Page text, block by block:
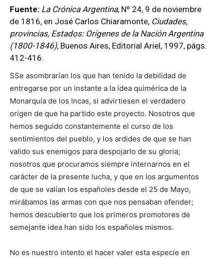
Fuente: La Crónica Argentina, Nº 24, 9 de noviembre
de 1816, en José Carlos Chiaramonte, Ciudades,
provincias, Estados: Orígenes de la Nación Argentina
(1800-1846), Buenos Aires, Editorial Ariel, 1997, págs.
412-416.
SSe asombrarían los que han tenido la debilidad de
entregarse por un instante a la idea quimérica de la
Monarquía de los Incas, si advirtiesen el verdadero
origen de que ha partido este proyecto. Nosotros que
hemos seguido constantemente el curso de los
sentimientos del pueblo, y los ardides de que se han
valido sus enemigos para despojarlo de su gloria;
nosotros que procuramos siempre internarnos en el
carácter de la presente lucha, y que en los argumentos
de que se valían los españoles desde el 25 de Mayo,
mirábamos las armas con que nos pensaban ofender;
hemos descubierto que los primeros promotores de
semejante idea han sido los españoles mismos.
No es nuestro intento el hacer valer esta especie en